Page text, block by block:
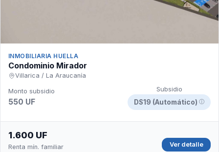
INMOBILIARIA HUELLA
Condominio Mirador
Villarica / La Araucanía
Monto subsidio
550 UF
Subsidio
DS19 (Automático) ⓘ
1.600 UF
Renta mín. familiar
Ver detalle